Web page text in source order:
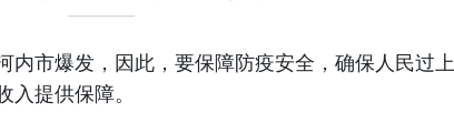
内市爆发，因此，要保障防疫安全，确保人民过上
提供保障。